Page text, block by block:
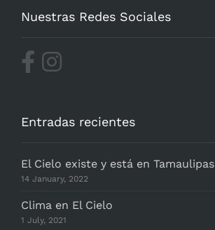
Nuestras Redes Sociales
Entradas recientes
El Cielo existe y está en Tamaulipas
14 January, 2022
Clima en El Cielo
1 July, 2021